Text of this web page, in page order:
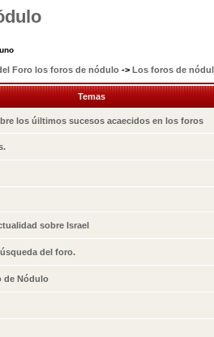
Foro los foros de nódulo -> Los foros de
Temas
los úiltimos sucesos acaecidos en los foros
sobre Israel
del foro.
de Nódulo